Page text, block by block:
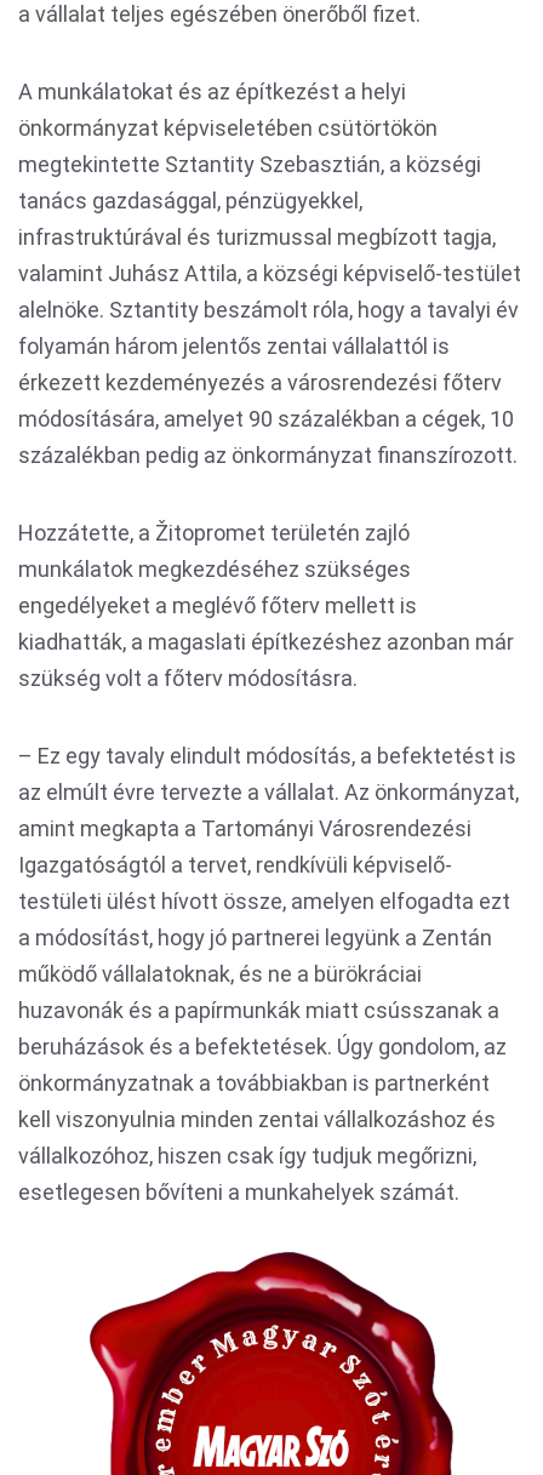
a vállalat teljes egészében önerőből fizet.
A munkálatokat és az építkezést a helyi
önkormányzat képviseletében csütörtökön
megtekintette Sztantity Szebasztián, a községi
tanács gazdasággal, pénzügyekkel,
infrastruktúrával és turizmussal megbízott tagja,
valamint Juhász Attila, a községi képviselő-testület
alelnöke. Sztantity beszámolt róla, hogy a tavalyi év
folyamán három jelentős zentai vállalattól is
érkezett kezdeményezés a városrendezési főterv
módosítására, amelyet 90 százalékban a cégek, 10
százalékban pedig az önkormányzat finanszírozott.
Hozzátette, a Žitopromet területén zajló
munkálatok megkezdéséhez szükséges
engedélyeket a meglévő főterv mellett is
kiadhatták, a magaslati építkezéshez azonban már
szükség volt a főterv módosításra.
– Ez egy tavaly elindult módosítás, a befektetést is
az elmúlt évre tervezte a vállalat. Az önkormányzat,
amint megkapta a Tartományi Városrendezési
Igazgatóságtól a tervet, rendkívüli képviselő-
testületi ülést hívott össze, amelyen elfogadta ezt
a módosítást, hogy jó partnerei legyünk a Zentán
működő vállalatoknak, és ne a bürökráciai
huzavonák és a papírmunkák miatt csússzanak a
beruházások és a befektetések. Úgy gondolom, az
önkormányzatnak a továbbiakban is partnerként
kell viszonyulnia minden zentai vállalkozáshoz és
vállalkozóhoz, hiszen csak így tudjuk megőrizni,
esetlegesen bővíteni a munkahelyek számát.